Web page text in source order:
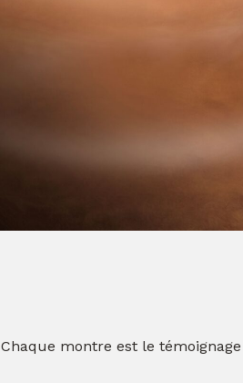
Chaque montre est le